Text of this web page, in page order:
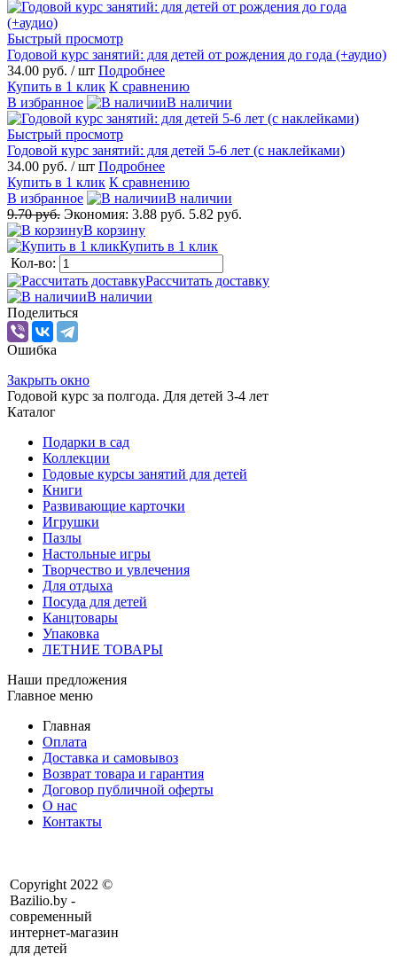
Быстрый просмотр
Годовой курс занятий: для детей от рождения до года (+аудио)
34.00 руб. / шт Подробнее
Купить в 1 клик К сравнению
В избранное
В наличии
Быстрый просмотр
Годовой курс занятий: для детей 5-6 лет (с наклейками)
34.00 руб. / шт Подробнее
Купить в 1 клик К сравнению
В избранное
В наличии
9.70 руб. Экономия: 3.88 руб. 5.82 руб.
В корзину
Купить в 1 клик
Кол-во:
Рассчитать доставку
В наличии
Поделиться
Ошибка
Закрыть окно
Годовой курс за полгода. Для детей 3-4 лет
Каталог
Подарки в сад
Коллекции
Годовые курсы занятий для детей
Книги
Развивающие карточки
Игрушки
Пазлы
Настольные игры
Творчество и увлечения
Для отдыха
Посуда для детей
Канцтовары
Упаковка
ЛЕТНИЕ ТОВАРЫ
Наши предложения
Главное меню
Главная
Оплата
Доставка и самовывоз
Возврат товара и гарантия
Договор публичной оферты
О нас
Контакты
Copyright 2022 ©
Bazilio.by -
современный
интернет-магазин
для детей